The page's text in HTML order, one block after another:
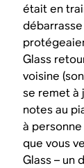
était en
Glass
voisine
se remet à
notes au
à
que vous
Glass – un